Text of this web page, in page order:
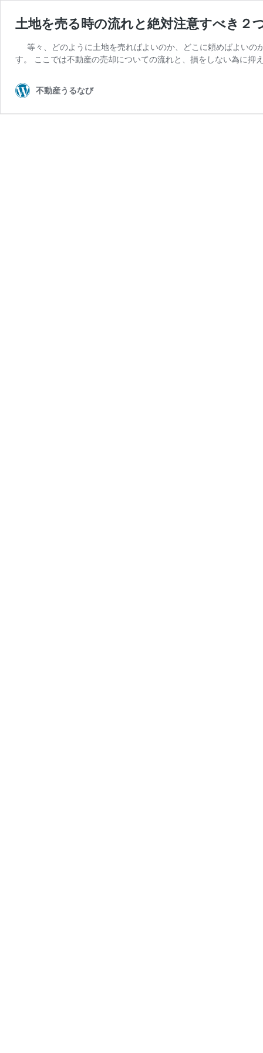
土地を売る時の流れと絶対注意すべき２
等々、どのように土地を売ればよいのか、どこに頼めばよい
す。 ここでは不動産の売却についての流れと、損をしない為に
不動産うるなび